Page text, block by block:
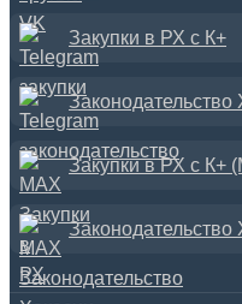
Закупки в РХ с К+
Законодательство
Закупки в РХ с К+
Законодательство